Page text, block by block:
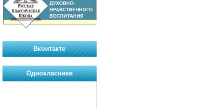
Вконтакте
Однокласники